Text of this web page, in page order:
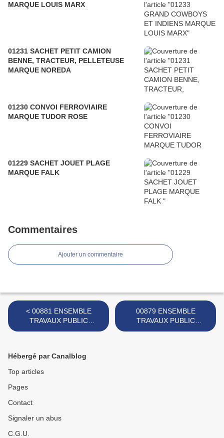
MARQUE LOUIS MARX
01231 SACHET PETIT CAMION
BENNE, TRACTEUR, PELLETEUSE
MARQUE NOREDA
01230 CONVOI FERROVIAIRE
MARQUE TUDOR ROSE
01229 SACHET JOUET PLAGE
MARQUE FALK
Commentaires
Ajouter un commentaire
< 00881 ENSEMBLE
TRAVAUX PUBLIC
MARQUE TUDOR ROSE
00879 ENSEMBLE
TRAVAUX PUBLIC
MARQUE TUDOR ROSE
Hébergé par Canalblog
Top articles
Pages
Contact
Signaler un abus
C.G.U.